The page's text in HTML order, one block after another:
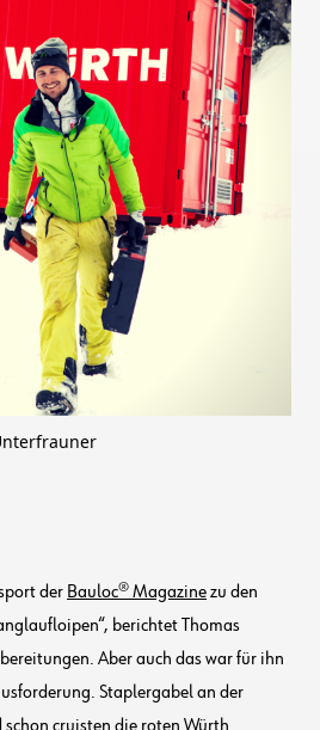
der Bauloc® Magazinezu den
berichtet Thomas
Aber auch das war für ihn
Staplergabel an der